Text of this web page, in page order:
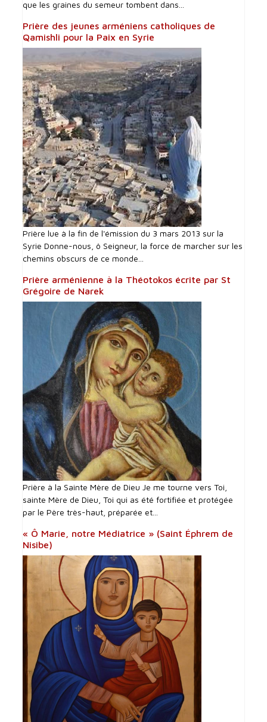
que les graines du semeur tombent dans...
Prière des jeunes arméniens catholiques de
Qamishli pour la Paix en Syrie
Prière lue à la fin de l'émission du 3 mars 2013 sur la
Syrie Donne-nous, ô Seigneur, la force de marcher sur les
chemins obscurs de ce monde...
Prière arménienne à la Théotokos écrite par St
Grégoire de Narek
Prière à la Sainte Mère de Dieu Je me tourne vers Toi,
sainte Mère de Dieu, Toi qui as été fortifiée et protégée
par le Père très-haut, préparée et...
« Ô Marie, notre Médiatrice » (Saint Éphrem de
Nisibe)